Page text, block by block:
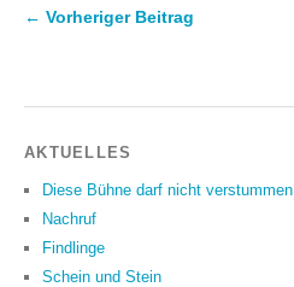
← Vorheriger Beitrag
AKTUELLES
Diese Bühne darf nicht verstummen
Nachruf
Findlinge
Schein und Stein